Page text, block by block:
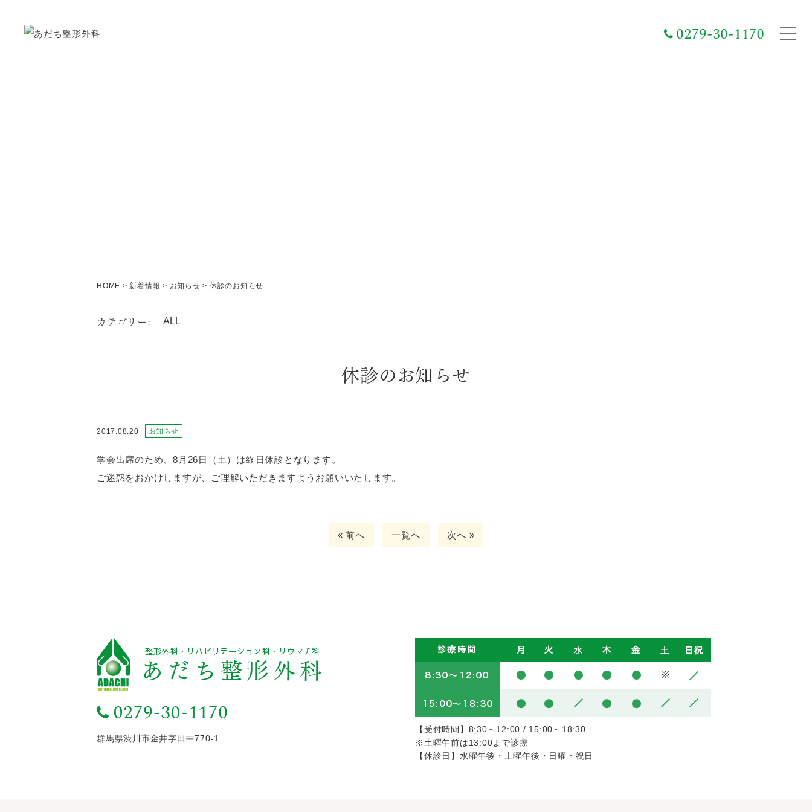
HOME >新着情報 > お知らせ > 休診のお知らせ
カテゴリー:
休診のお知らせ
2017.08.20 お知らせ
学会出席のため、8月26日（土）は終日休診となります。
ご迷惑をおかけしますが、ご理解いただきますようお願いいたします。
« 前へ 一覧へ 次へ »
群馬県渋川市金井字田中770-1
【受付時間】8:30～12:00 / 15:00～18:30
※土曜午前は13:00まで診療
【休診日】水曜午後・土曜午後・日曜・祝日